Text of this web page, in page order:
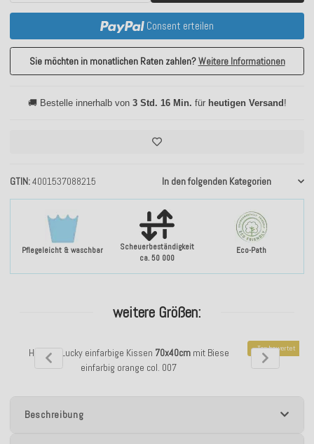
Pflegeleicht & waschbar
Scheuerbeständigkeit
ca. 50 000
Eco-Path
GTIN 4001537088215 In den folgenden Kategorien
Consent erteilen
Sie möchten in monatlichen Raten zahlen?Weitere Informationen
🚚 Bestelle innerhalb von 3 Std. 16 Min. für heutigen Versand !
weitere Größen:
H.O.C.K. Lucky einfarbige Kissen 70x40cmmit Biese
einfarbig orange col. 007
Top bewertet
H.O.C.K. Lucky
Beschreibung